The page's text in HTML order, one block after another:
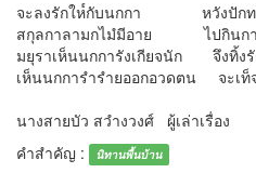
จะลงรักให๎กับนกกา หวังปักทอ
สกุลกาลามกไมํมีอาย ไปกินกา
มยุราเห็นนกการังเกียจนัก จึงทิ้งรั
เห็นนกการำรำยออกอวดตน จะเท็
นางสายบัว สวำงวงศ์ ผู้เล่าเรื่อง
คำสำคัญ :
นิทานพื้นบ้าน